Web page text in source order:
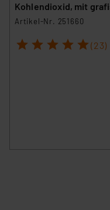
Kohlendioxid, mit
Artikel-Nr. 251660
1 2 3 4 5 (23)